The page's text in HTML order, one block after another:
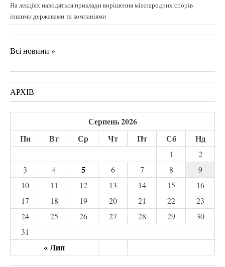
На лекціях наводяться приклади вирішення міжнародних спорів
іншими державами та компаніями
Всі новини »
АРХІВ
Серпень 2026
Пн
Вт Ср Чт Пт Сб Нд
« Лип
1
2
3
4 5 6 7 8
9
10
11 12 13 14 15
16
17
18 19 20 21 22
23
24
25 26 27 28 29
30
31